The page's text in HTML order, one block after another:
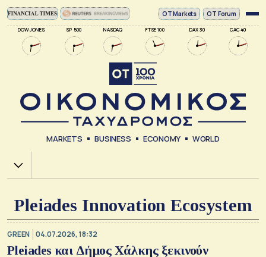
DOW JONES SP 500 NASDAQ FTSE 100 DAX 30 CAC 40
ΟΤ Markets OT Forum
MARKETS BUSINESS ECONOMY WORLD
Χ.Α.
Pleiades Innovation Ecosystem
GREEN 04.07.2026, 18:32
Pleiades και Δήμος Χάλκης ξεκινούν